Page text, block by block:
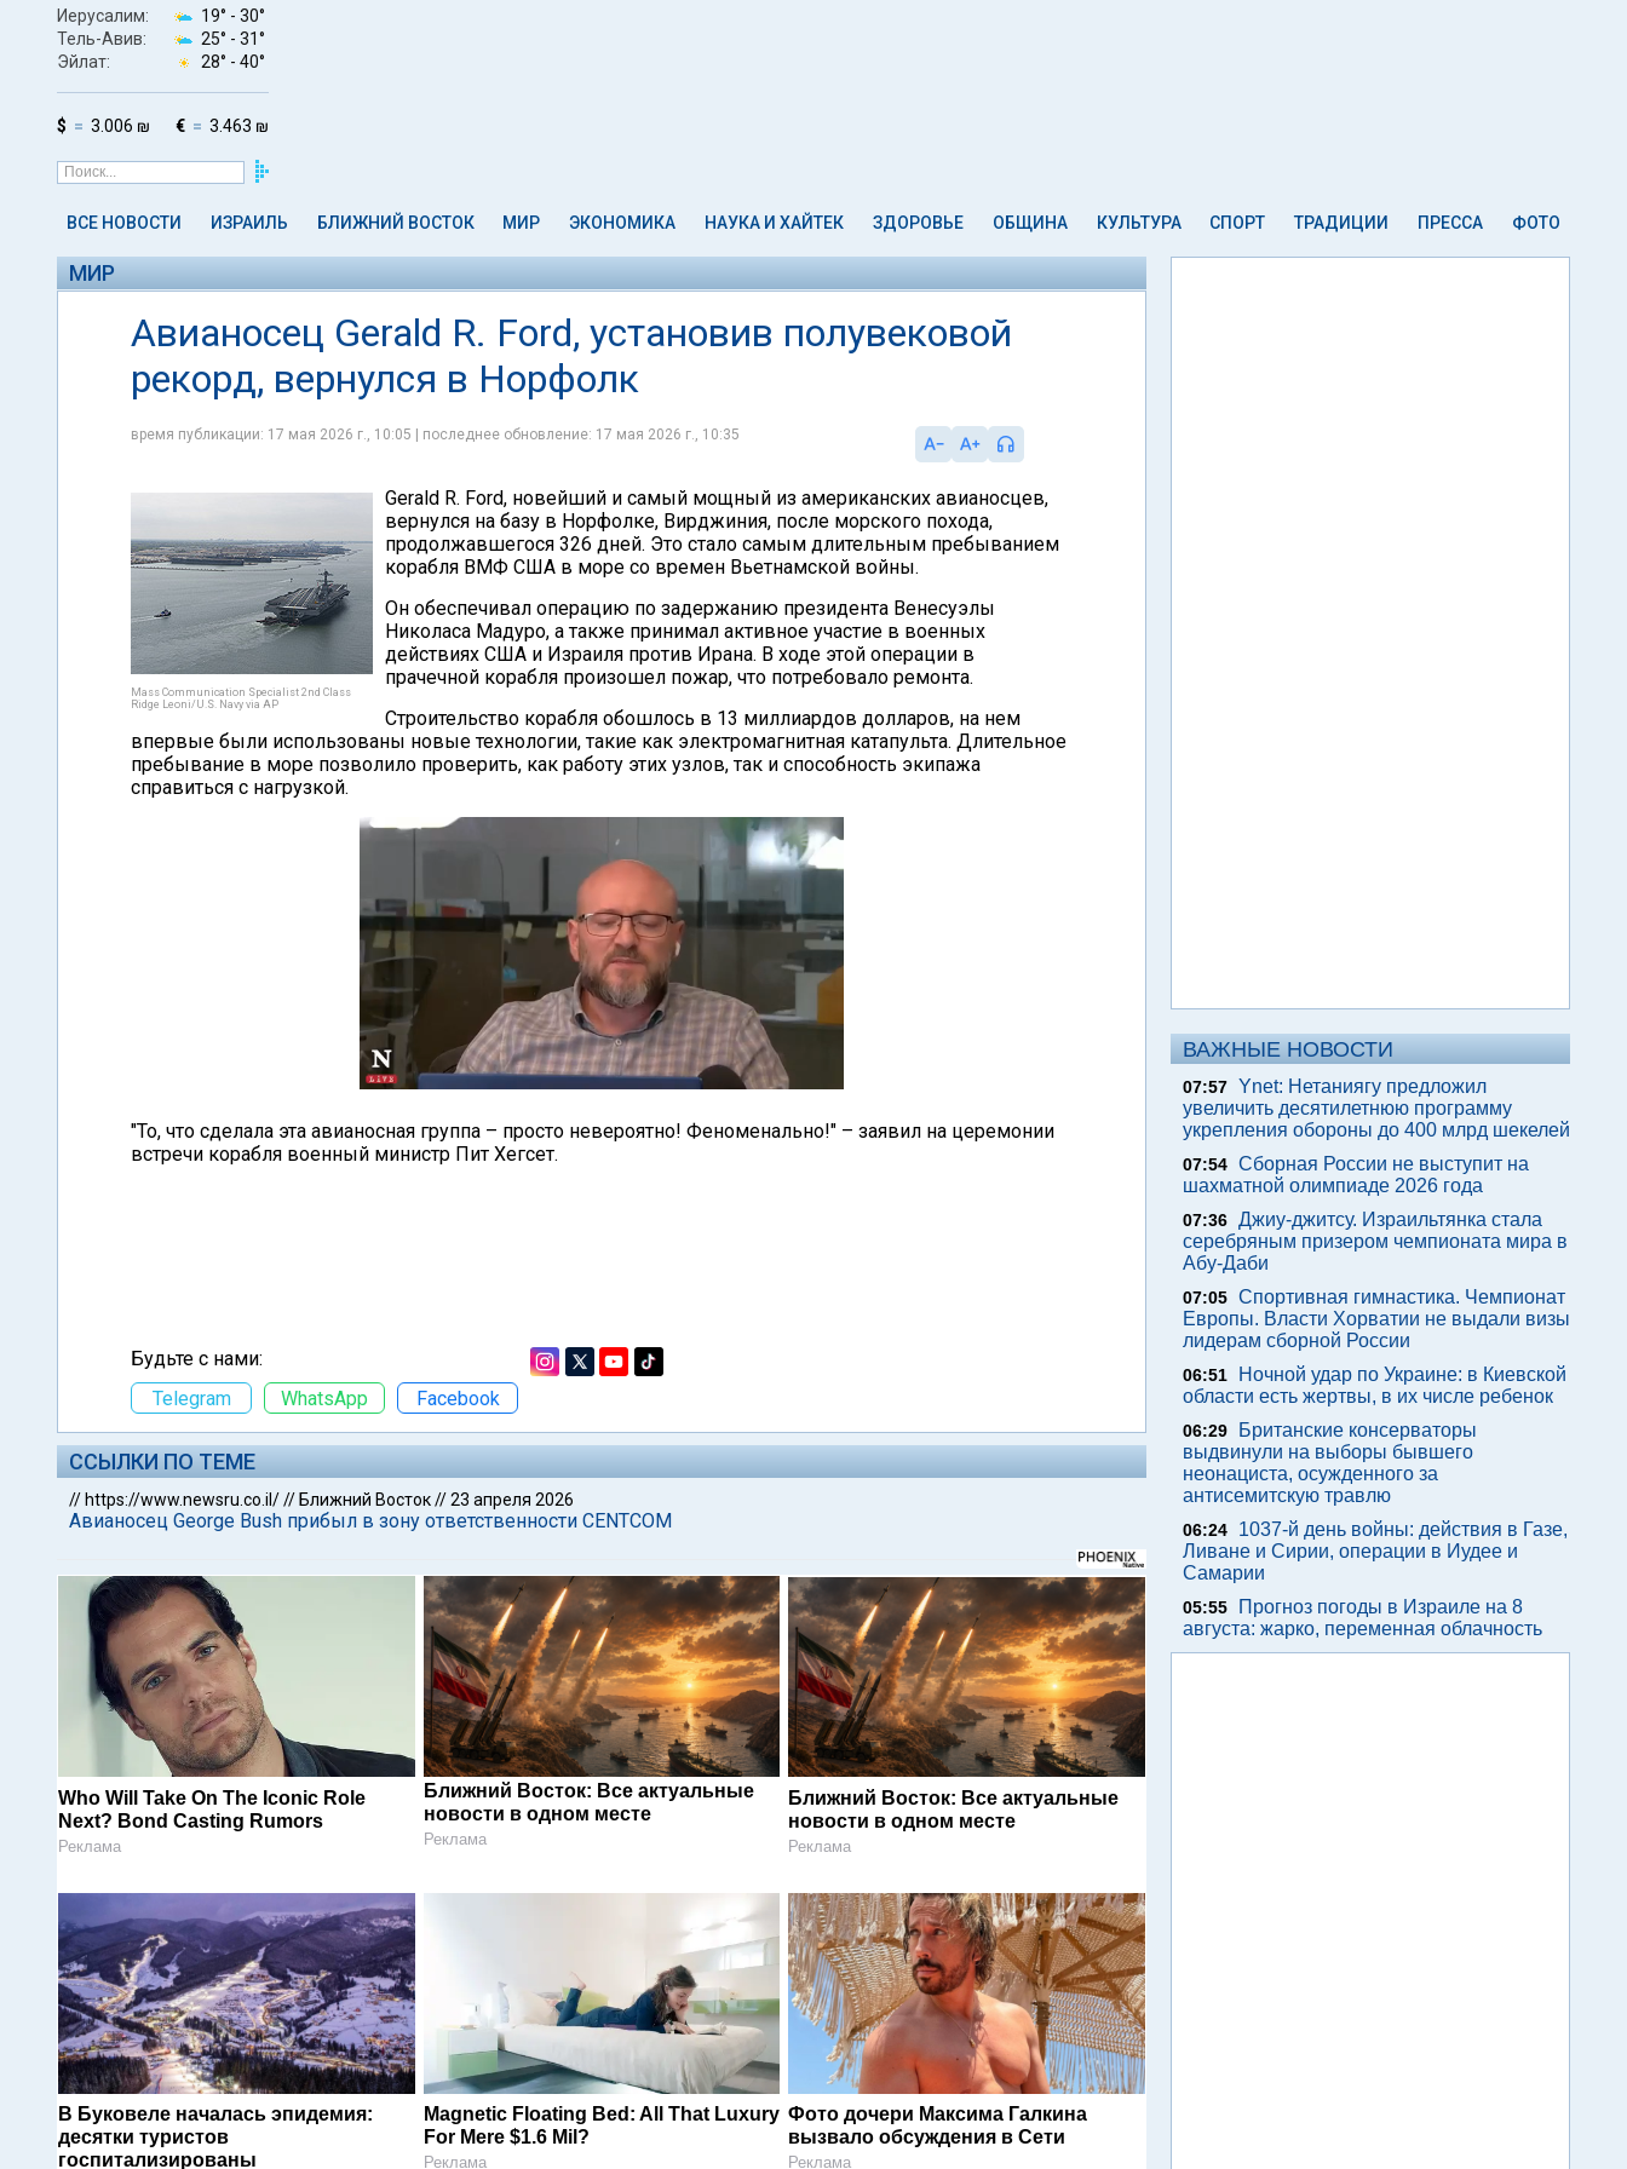
Иерусалим: 19° - 30°
Тель-Авив:
25° - 31°
Эйлат:
28° - 40°
$ 3.006 ₪ € 3.463 ₪
ВСЕ НОВОСТИ ИЗРАИЛЬ БЛИЖНИЙ ВОСТОК МИР ЭКОНОМИКА НАУКА И ХАЙТЕК ЗДОРОВЬЕ ОБЩИНА КУЛЬТУРА СПОРТ ТРАДИЦИИ ПРЕССА ФОТО
МИР
Авианосец Gerald R. Ford, установив полувековой
рекорд, вернулся в Норфолк
время публикации: 17 мая 2026 г., 10:05 | последнее обновление: 17 мая 2026 г., 10:35
Mass Communication Specialist 2nd Class
Ridge Leoni/U.S. Navy via AP
Gerald R. Ford, новейший и самый мощный из американских авианосцев,
вернулся на базу в Норфолке, Вирджиния, после морского похода,
продолжавшегося 326 дней. Это стало самым длительным пребыванием
корабля ВМФ США в море со времен Вьетнамской войны.
Он обеспечивал операцию по задержанию президента Венесуэлы
Николаса Мадуро, а также принимал активное участие в военных
действиях США и Израиля против Ирана. В ходе этой операции в
прачечной корабля произошел пожар, что потребовало ремонта.
Строительство корабля обошлось в 13 миллиардов долларов, на нем
впервые были использованы новые технологии, такие как электромагнитная катапульта. Длительное
пребывание в море позволило проверить, как работу этих узлов, так и способность экипажа
справиться с нагрузкой.
"То, что сделала эта авианосная группа – просто невероятно! Феноменально!" – заявил на церемонии
встречи корабля военный министр Пит Хегсет.
Будьте с нами:
Telegram
WhatsApp Facebook
ССЫЛКИ ПО ТЕМЕ
// https://www.newsru.co.il/// Ближний Восток//23 апреля 2026
Авианосец George Bush прибыл в зону ответственности CENTCOM
Who Will Take On The Iconic Role
Next? Bond Casting Rumors
Реклама
Ближний Восток: Все актуальные
новости в одном месте
Реклама
Ближний Восток: Все актуальные
новости в одном месте
Реклама
В Буковеле началась эпидемия:
десятки туристов
госпитализированы
Magnetic Floating Bed: All That Luxury
For Mere $1.6 Mil?
Реклама
Фото дочери Максима Галкина
вызвало обсуждения в Сети
Реклама
ВАЖНЫЕ НОВОСТИ
07:57 Ynet: Нетаниягу предложил
увеличить десятилетнюю программу
укрепления обороны до 400 млрд шекелей
07:54 Сборная России не выступит на
шахматной олимпиаде 2026 года
07:36 Джиу-джитсу. Израильтянка стала
серебряным призером чемпионата мира в
Абу-Даби
07:05 Спортивная гимнастика. Чемпионат
Европы. Власти Хорватии не выдали визы
лидерам сборной России
06:51
Ночной удар по Украине: в Киевской
области есть жертвы, в их числе ребенок
06:29
Британские консерваторы
выдвинули на выборы бывшего
неонациста, осужденного за
антисемитскую травлю
06:24
1037-й день войны: действия в Газе,
Ливане и Сирии, операции в Иудее и
Самарии
05:55
Прогноз погоды в Израиле на 8
августа: жарко, переменная облачность